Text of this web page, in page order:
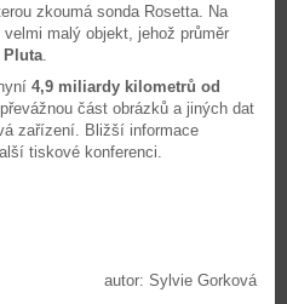
zkoumá sonda Rosetta. Na
malý objekt, jehož průměr
Pluta.
4,9 miliardy kilometrů od
část obrázků a jiných dat
zařízení. Bližší informace
tiskové konferenci.
autor: Sylvie Gorková